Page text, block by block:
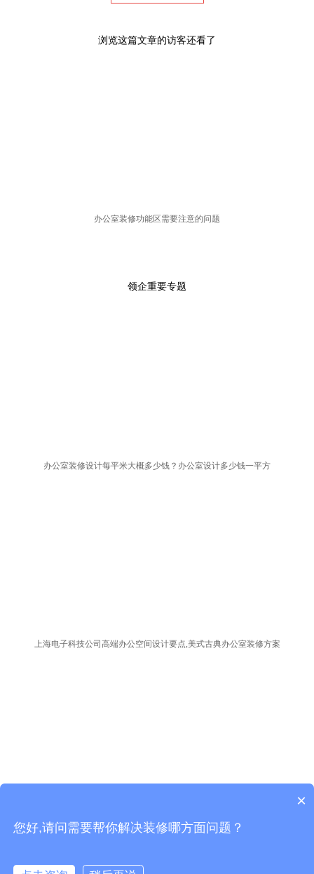
浏览这篇文章的访客还看了
办公室装修功能区需要注意的问题
领企重要专题
办公室装修设计每平米大概多少钱？办公室设计多少钱一平方
上海电子科技公司高端办公空间设计要点,美式古典办公室装修方案
写字楼装修布线技巧,办公室桌下电路布线
×
您好,请问需要帮你解决装修哪方面问题？